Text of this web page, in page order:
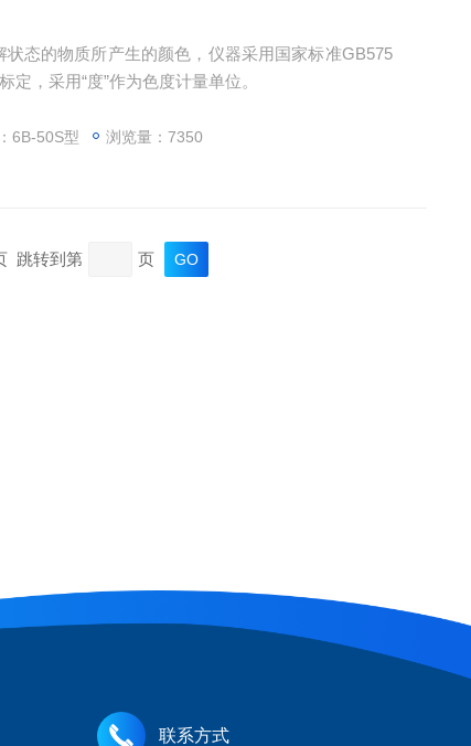
态的物质所产生的颜色，仪器采用国家标准GB575
，采用“度”作为色度计量单位。
6B-50S型 浏览量：7350
跳转到第 页
联系方式